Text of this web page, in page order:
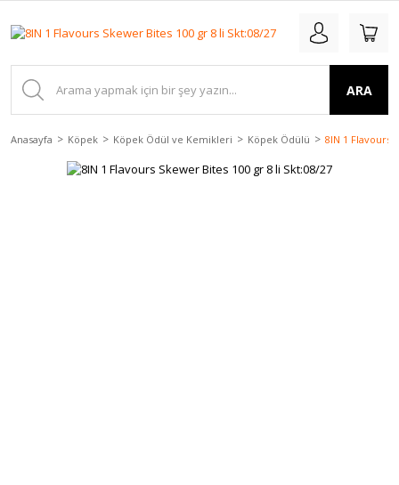
ARA
Anasayfa Köpek Köpek Ödül ve Kemikleri Köpek Ödülü 8IN 1 Flavours